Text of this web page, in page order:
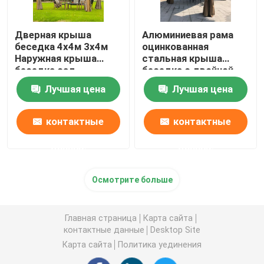
Дверная крыша
беседка 4х4м 3х4м
Наружная крыша
беседка сад
современная
роскошьЛучшая цена
контактные
Алюминиевая рама
оцинкованная
стальная крыша
беседка с двойной
крышей
Лучшая цена
контактные
Осмотрите больше
Главная страница
Карта сайта
контактные данные
Desktop Site
Карта сайта
Политика уединения